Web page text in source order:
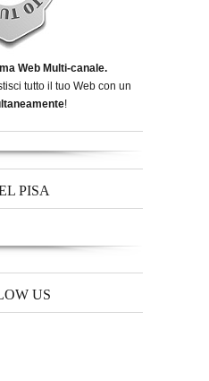
Web Multi-canale.
tutto il tuo Web con un
!
PISA
US